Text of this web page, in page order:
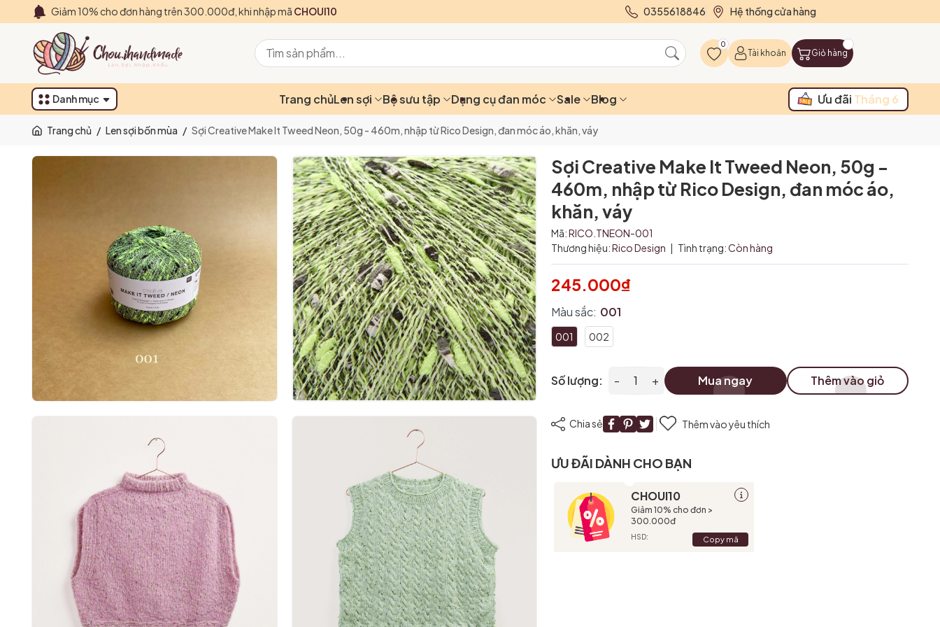
Giảm 10% cho đơn hàng trên 300.000đ, khi nhập mã CHOUI10 0355618846 Hệ thống cửa hàng
0
Tài khoản Giỏ hàng
Danh mục Trang chủLen sợi Bộ sưu tập Dụng cụ đan móc Sale Blog Ưu đãi Tháng 6
Trang chủ / Len sợi bốn mùa / Sợi Creative Make It Tweed Neon, 50g - 460m, nhập từ Rico Design, đan móc áo, khăn, váy
Sợi Creative Make It Tweed Neon, 50g -
460m, nhập từ Rico Design, đan móc áo,
khăn, váy
Mã:RICO.TNEON-001
Thương hiệu:Rico Design | Tình trạng:Còn hàng
245.000₫
Màu sắc: 001
001 002
Số lượng: - + Mua ngay Thêm vào giỏ
Chia sẻ Thêm vào yêu thích
ƯU ĐÃI DÀNH CHO BẠN
CHOUI10
Giảm 10% cho đơn >
300.000đ
HSD: Copy mã